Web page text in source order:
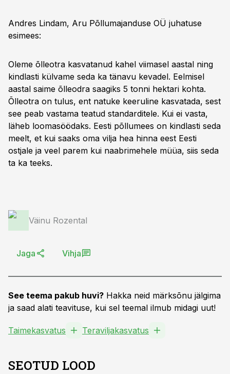
Andres Lindam, Aru Põllumajanduse OÜ juhatuse
esimees:
Oleme õlleotra kasvatanud kahel viimasel aastal ning
kindlasti külvame seda ka tänavu kevadel. Eelmisel
aastal saime õlleodra saagiks 5 tonni hektari kohta.
Õlleotra on tulus, ent natuke keeruline kasvatada, sest
see peab vastama teatud standarditele. Kui ei vasta,
läheb loomasöödaks. Eesti põllumees on kindlasti seda
meelt, et kui saaks oma vilja hea hinna eest Eesti
ostjale ja veel parem kui naabrimehele müüa, siis seda
ta ka teeks.
Väinu Rozental
Jaga Vihja
See teema pakub huvi? Hakka neid märksõnu jälgima
ja saad alati teavituse, kui sel teemal ilmub midagi uut!
Taimekasvatus Teraviljakasvatus
SEOTUD LOOD